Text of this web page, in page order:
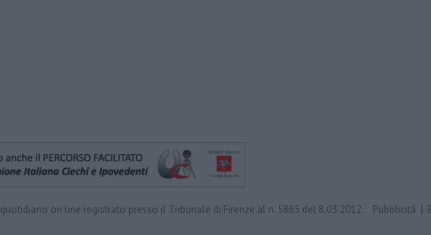
quotidiano on line registrato presso il Tribunale di Firenze al n. 5865 del 8.03.2012. Pubblicità |